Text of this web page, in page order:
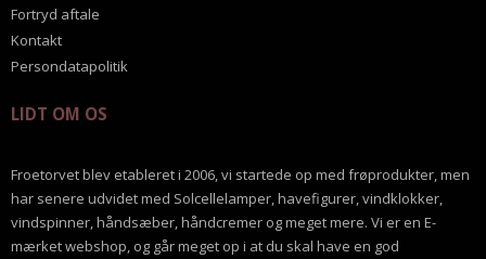
Fortryd aftale
Kontakt
Persondatapolitik
LIDT OM OS
Froetorvet blev etableret i 2006, vi startede op med frøprodukter, men
har senere udvidet med Solcellelamper, havefigurer, vindklokker,
vindspinner, håndsæber, håndcremer og meget mere. Vi er en E-
mærket webshop, og går meget op i at du skal have en god